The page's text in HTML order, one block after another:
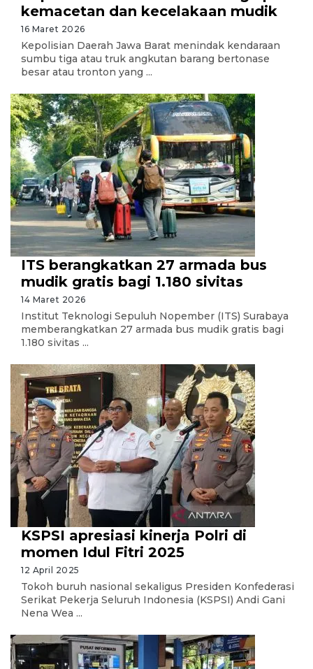
kemacetan dan kecelakaan mudik
16 Maret 2026
Kepolisian Daerah Jawa Barat menindak kendaraan
sumbu tiga atau truk angkutan barang bertonase
besar atau tronton yang ...
ITS berangkatkan 27 armada bus
mudik gratis bagi 1.180 sivitas
14 Maret 2026
Institut Teknologi Sepuluh Nopember (ITS) Surabaya
memberangkatkan 27 armada bus mudik gratis bagi
1.180 sivitas ...
KSPSI apresiasi kinerja Polri di
momen Idul Fitri 2025
12 April 2025
Tokoh buruh nasional sekaligus Presiden Konfederasi
Serikat Pekerja Seluruh Indonesia (KSPSI) Andi Gani
Nena Wea ...